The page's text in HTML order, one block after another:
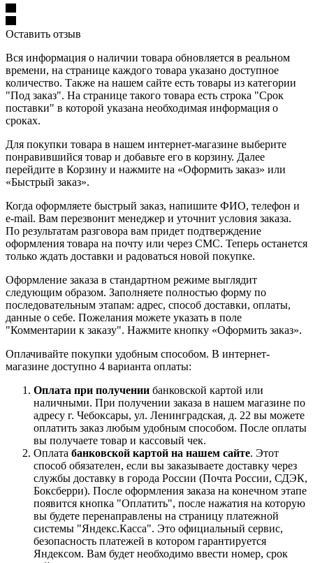
Оставить отзыв
Вся информация о наличии товара обновляется в реальном
времени, на странице каждого товара указано доступное
количество. Также на нашем сайте есть товары из категории
"Под заказ". На странице такого товара есть строка "Срок
поставки" в которой указана необходимая информация о
сроках.
Для покупки товара в нашем интернет-магазине выберите
понравившийся товар и добавьте его в корзину. Далее
перейдите в Корзину и нажмите на «Оформить заказ» или
«Быстрый заказ».
Когда оформляете быстрый заказ, напишите ФИО, телефон и
e-mail. Вам перезвонит менеджер и уточнит условия заказа.
По результатам разговора вам придет подтверждение
оформления товара на почту или через СМС. Теперь останется
только ждать доставки и радоваться новой покупке.
Оформление заказа в стандартном режиме выглядит
следующим образом. Заполняете полностью форму по
последовательным этапам: адрес, способ доставки, оплаты,
данные о себе. Пожелания можете указать в поле
"Комментарии к заказу". Нажмите кнопку «Оформить заказ».
Оплачивайте покупки удобным способом. В интернет-
магазине доступно 4 варианта оплаты:
Оплата при получении банковской картой или
наличными. При получении заказа в нашем магазине по
адресу г. Чебоксары, ул. Ленинградская, д. 22 вы можете
оплатить заказ любым удобным способом. После оплаты
вы получаете товар и кассовый чек.
Оплата банковской картой на нашем сайте. Этот
способ обязателен, если вы заказываете доставку через
службы доставку в города России (Почта России, СДЭК,
Боксберри). После оформления заказа на конечном этапе
появится кнопка "Оплатить", после нажатия на которую
вы будете перенаправлены на страницу платежной
системы "Яндекс.Касса". Это официальный сервис,
безопасность платежей в котором гарантируется
Яндексом. Вам будет необходимо ввести номер, срок